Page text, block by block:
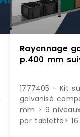
Rayonnage
p.400 mm
1777405 - Kit
galvanisé
mm > 9
par tablette>